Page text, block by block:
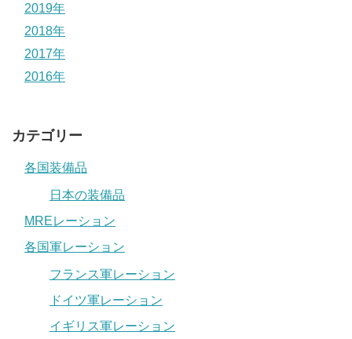
2019年
2018年
2017年
2016年
カテゴリー
各国装備品
日本の装備品
MREレーション
各国軍レーション
フランス軍レーション
ドイツ軍レーション
イギリス軍レーション